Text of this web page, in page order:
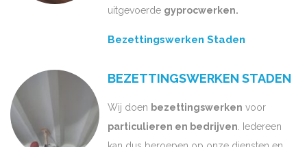
uitgevoerde gyprocwerken.
Bezettingswerken Staden
BEZETTINGSWERKEN STADEN
Wij doen bezettingswerken voor
particulieren en bedrijven. Iedereen